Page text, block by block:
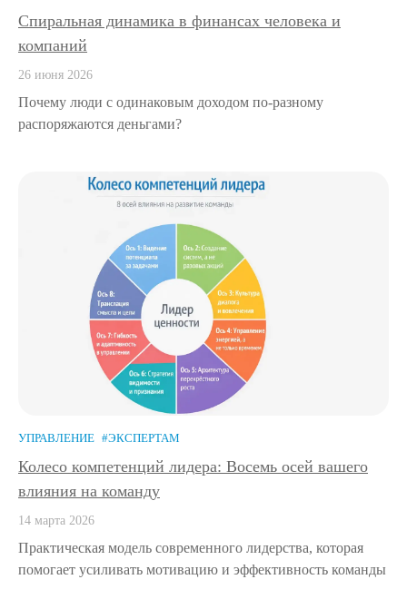
Спиральная динамика в финансах человека и
компаний
26 июня 2026
Почему люди с одинаковым доходом по-разному
распоряжаются деньгами?
УПРАВЛЕНИЕ #ЭКСПЕРТАМ
Колесо компетенций лидера: Восемь осей вашего
влияния на команду
14 марта 2026
Практическая модель современного лидерства, которая
помогает усиливать мотивацию и эффективность команды